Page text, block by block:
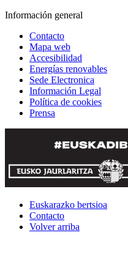
Información general
Contacto
Mapa web
Accesibilidad
Energías renovables
Sede Electronica
Información Legal
Política de cookies
Prensa
Euskarazko bertsioa
Contacto
Volver arriba